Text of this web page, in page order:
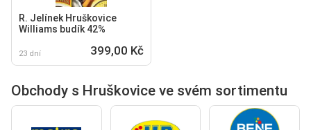
R. Jelínek Hruškovice
Williams budík 42%
23 dní 399,00 Kč
Obchody s Hruškovice ve svém sortimentu